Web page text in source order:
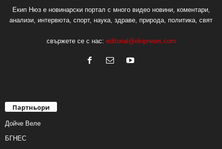
Екип Нюз е новинарски портал с много видео новини, коментари,
анализи, интервюта, спорт, наука, здраве, природа, политика, свят
свържете се с нас: editorial@ekipnews.com
Партньори
Дойче Веле
БГНЕС